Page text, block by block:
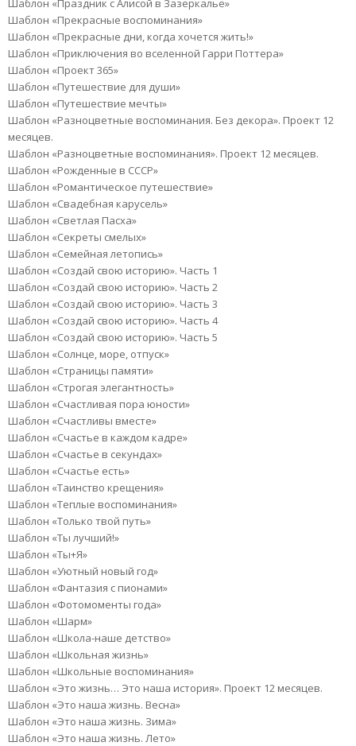
Шаблон «Праздник с Алисой в Зазеркалье»
Шаблон «Прекрасные воспоминания»
Шаблон «Прекрасные дни, когда хочется жить!»
Шаблон «Приключения во вселенной Гарри Поттера»
Шаблон «Проект 365»
Шаблон «Путешествие для души»
Шаблон «Путешествие мечты»
Шаблон «Разноцветные воспоминания. Без декора». Проект 12
месяцев.
Шаблон «Разноцветные воспоминания». Проект 12 месяцев.
Шаблон «Рожденные в СССР»
Шаблон «Романтическое путешествие»
Шаблон «Свадебная карусель»
Шаблон «Светлая Пасха»
Шаблон «Секреты смелых»
Шаблон «Семейная летопись»
Шаблон «Создай свою историю». Часть 1
Шаблон «Создай свою историю». Часть 2
Шаблон «Создай свою историю». Часть 3
Шаблон «Создай свою историю». Часть 4
Шаблон «Создай свою историю». Часть 5
Шаблон «Солнце, море, отпуск»
Шаблон «Страницы памяти»
Шаблон «Строгая элегантность»
Шаблон «Счастливая пора юности»
Шаблон «Счастливы вместе»
Шаблон «Счастье в каждом кадре»
Шаблон «Счастье в секундах»
Шаблон «Счастье есть»
Шаблон «Таинство крещения»
Шаблон «Теплые воспоминания»
Шаблон «Только твой путь»
Шаблон «Ты лучший!»
Шаблон «Ты+Я»
Шаблон «Уютный новый год»
Шаблон «Фантазия с пионами»
Шаблон «Фотомоменты года»
Шаблон «Шарм»
Шаблон «Школа-наше детство»
Шаблон «Школьная жизнь»
Шаблон «Школьные воспоминания»
Шаблон «Это жизнь… Это наша история». Проект 12 месяцев.
Шаблон «Это наша жизнь. Весна»
Шаблон «Это наша жизнь. Зима»
Шаблон «Это наша жизнь. Лето»